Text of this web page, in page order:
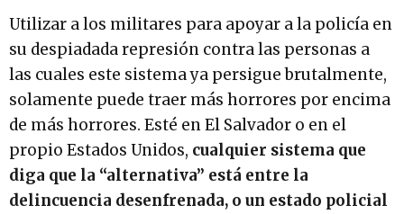
Utilizar a los militares para apoyar a la policía en
su despiadada represión contra las personas a
las cuales este sistema ya persigue brutalmente,
solamente puede traer más horrores por encima
de más horrores. Esté en El Salvador o en el
propio Estados Unidos, cualquier sistema que
diga que la “alternativa” está entre la
delincuencia desenfrenada, o un estado policial